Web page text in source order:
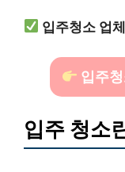
입주청소 업
입주
입주 청소